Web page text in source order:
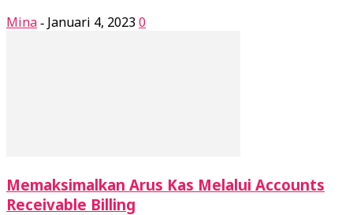
Mina - Januari 4, 20230
Memaksimalkan Arus Kas Melalui Accounts
Receivable Billing